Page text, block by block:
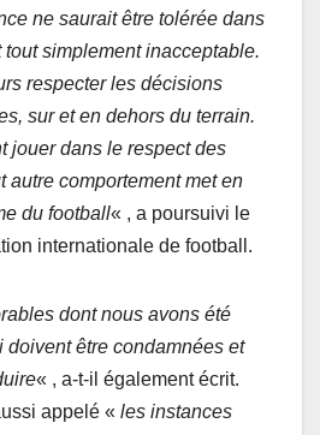
ne saurait être tolérée dans
tout simplement inacceptable.
respecter les décisions
sur et en dehors du terrain.
jouer dans le respect des
autre comportement met en
du football« , a poursuivi le
internationale de football.
dont nous avons été
doivent être condamnées et
« , a-t-il également écrit.
appelé « les instances